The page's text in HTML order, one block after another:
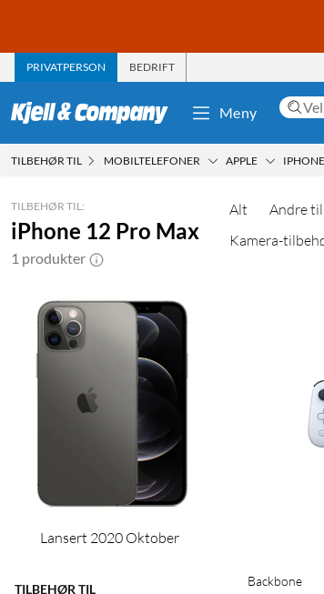
PRIVATPERSON BEDRIFT
Meny
TILBEHØR TIL MOBILTELEFONER APPLE
TILBEHØR TIL:
iPhone 12 Pro Max
1 produkter
Lansert 2020 Oktober
TILBEHØR TIL
Alt Andre
Kamera-
Backbone